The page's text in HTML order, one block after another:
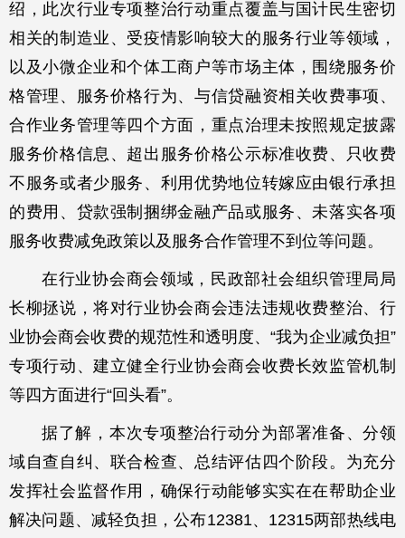
绍，此次行业专项整治行动重点覆盖与国计民生密切
相关的制造业、受疫情影响较大的服务行业等领域，
以及小微企业和个体工商户等市场主体，围绕服务价
格管理、服务价格行为、与信贷融资相关收费事项、
合作业务管理等四个方面，重点治理未按照规定披露
服务价格信息、超出服务价格公示标准收费、只收费
不服务或者少服务、利用优势地位转嫁应由银行承担
的费用、贷款强制捆绑金融产品或服务、未落实各项
服务收费减免政策以及服务合作管理不到位等问题。
在行业协会商会领域，民政部社会组织管理局局
长柳拯说，将对行业协会商会违法违规收费整治、行
业协会商会收费的规范性和透明度、“我为企业减负担”
专项行动、建立健全行业协会商会收费长效监管机制
等四方面进行“回头看”。
据了解，本次专项整治行动分为部署准备、分领
域自查自纠、联合检查、总结评估四个阶段。为充分
发挥社会监督作用，确保行动能够实实在在帮助企业
解决问题、减轻负担，公布12381、12315两部热线电